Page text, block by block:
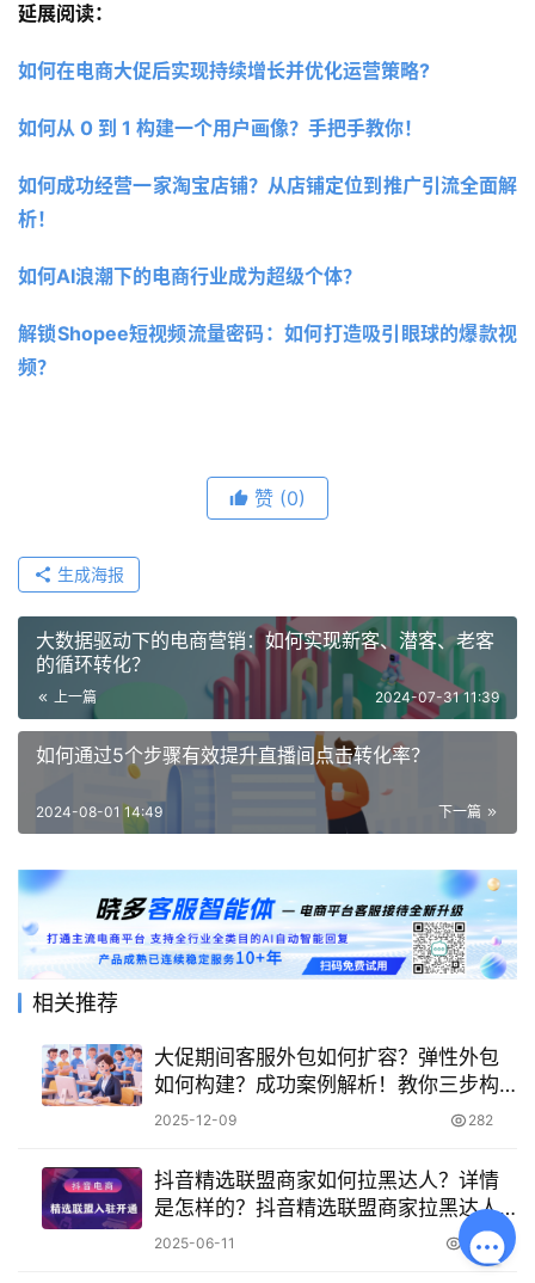
延展阅读：
如何在电商大促后实现持续增长并优化运营策略?
如何从 0 到 1 构建一个用户画像？手把手教你！
如何成功经营一家淘宝店铺？从店铺定位到推广引流全面解
析！
如何AI浪潮下的电商行业成为超级个体？
解锁Shopee短视频流量密码：如何打造吸引眼球的爆款视
频？
赞 (0)
生成海报
大数据驱动下的电商营销：如何实现新客、潜客、老客
的循环转化？
上一篇 2024-07-31 11:39
如何通过5个步骤有效提升直播间点击转化率？
下一篇
2024-08-01 14:49
相关推荐
大促期间客服外包如何扩容？弹性外包
如何构建？成功案例解析！教你三步构
建弹性外包体系
2025-12-09 282
抖音精选联盟商家如何拉黑达人？详情
是怎样的？抖音精选联盟商家拉黑达人
操作全解析
2025-06-11 2.6K